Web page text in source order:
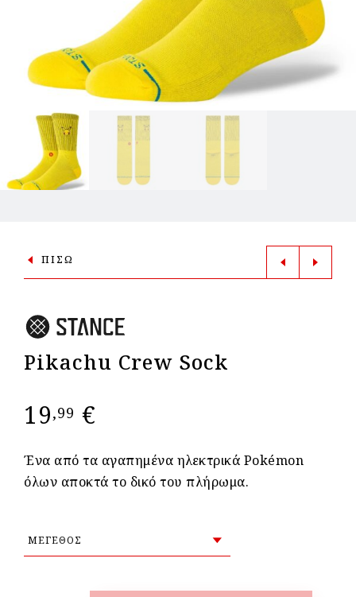
ΠΙΣΩ
Pikachu Crew Sock
19,99 €
Ένα από τα αγαπημένα ηλεκτρικά Pokémon
όλων αποκτά το δικό του πλήρωμα.